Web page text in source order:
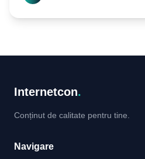
Internetcon.
Conținut de calitate pentru tine.
Navigare